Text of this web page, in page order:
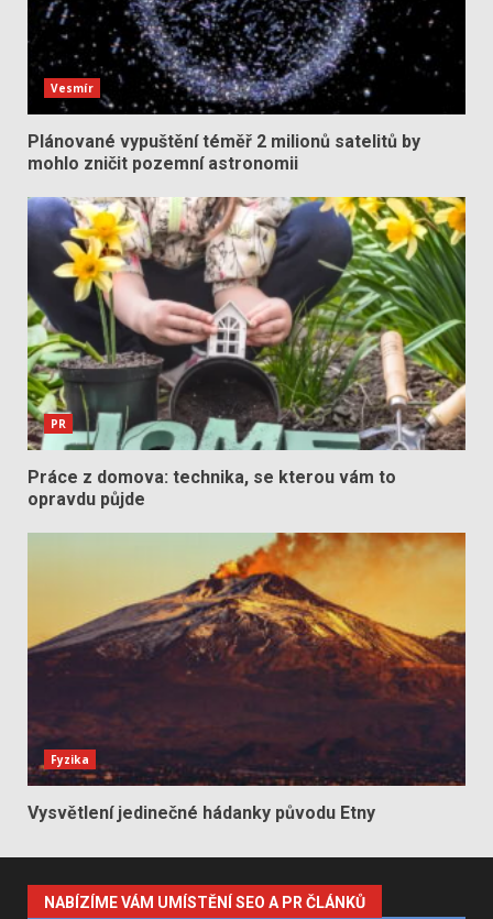
Vesmír
Plánované vypuštění téměř 2 milionů satelitů by
mohlo zničit pozemní astronomii
PR
Práce z domova: technika, se kterou vám to
opravdu půjde
Fyzika
Vysvětlení jedinečné hádanky původu Etny
NABÍZÍME VÁM UMÍSTĚNÍ SEO A PR ČLÁNKŮ